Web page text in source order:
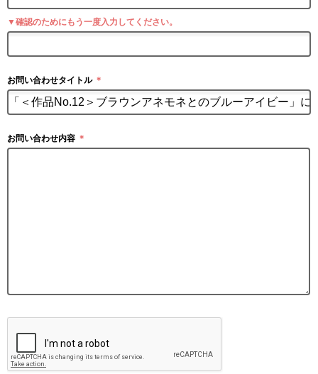
▼確認のためにもう一度入力してください。
お問い合わせタイトル ＊
お問い合わせ内容 ＊